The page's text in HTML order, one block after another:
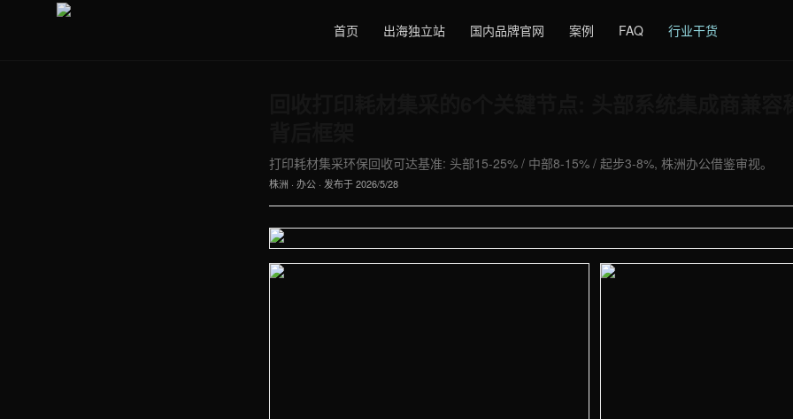
首页 出海独立站 国内品牌官网 案例 FAQ 行业干货
打印耗材集采环保回收可达基准: 头部15-25% / 中部8-15% / 起步3-8%, 株洲办公借鉴审视。
株洲 · 办公 · 发布于2026/5/28